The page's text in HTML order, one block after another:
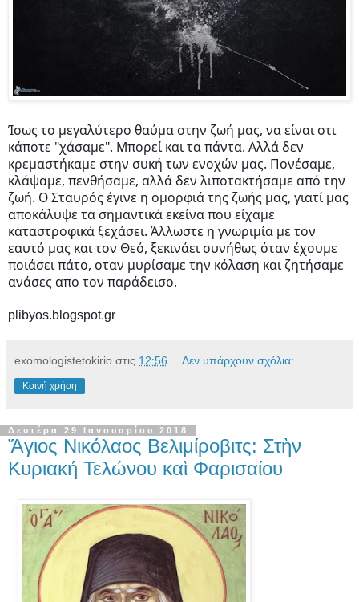
Ίσως το μεγαλύτερο θαύμα στην ζωή μας, να είναι οτι
κάποτε "χάσαμε". Μπορεί και τα πάντα. Αλλά δεν
κρεμαστήκαμε στην συκή των ενοχών μας. Πονέσαμε,
κλάψαμε, πενθήσαμε, αλλά δεν λιποτακτήσαμε από την
ζωή. Ο Σταυρός έγινε η ομορφιά της ζωής μας, γιατί μας
αποκάλυψε τα σημαντικά εκείνα που είχαμε
καταστροφικά ξεχάσει. Άλλωστε η γνωριμία με τον
εαυτό μας και τον Θεό, ξεκινάει συνήθως όταν έχουμε
ποιάσει πάτο, οταν μυρίσαμε την κόλαση και ζητήσαμε
ανάσες απο τον παράδεισο.
plibyos.blogspot.gr
exomologistetokirio στις 12:56 Δεν υπάρχουν σχόλια:
Κοινή χρήση
Δευτέρα 29 Ιανουαρίου 2018
Ἅγιος Νικόλαος Βελιμίροβιτς: Στὴν
Κυριακή Τελώνου καὶ Φαρισαίου